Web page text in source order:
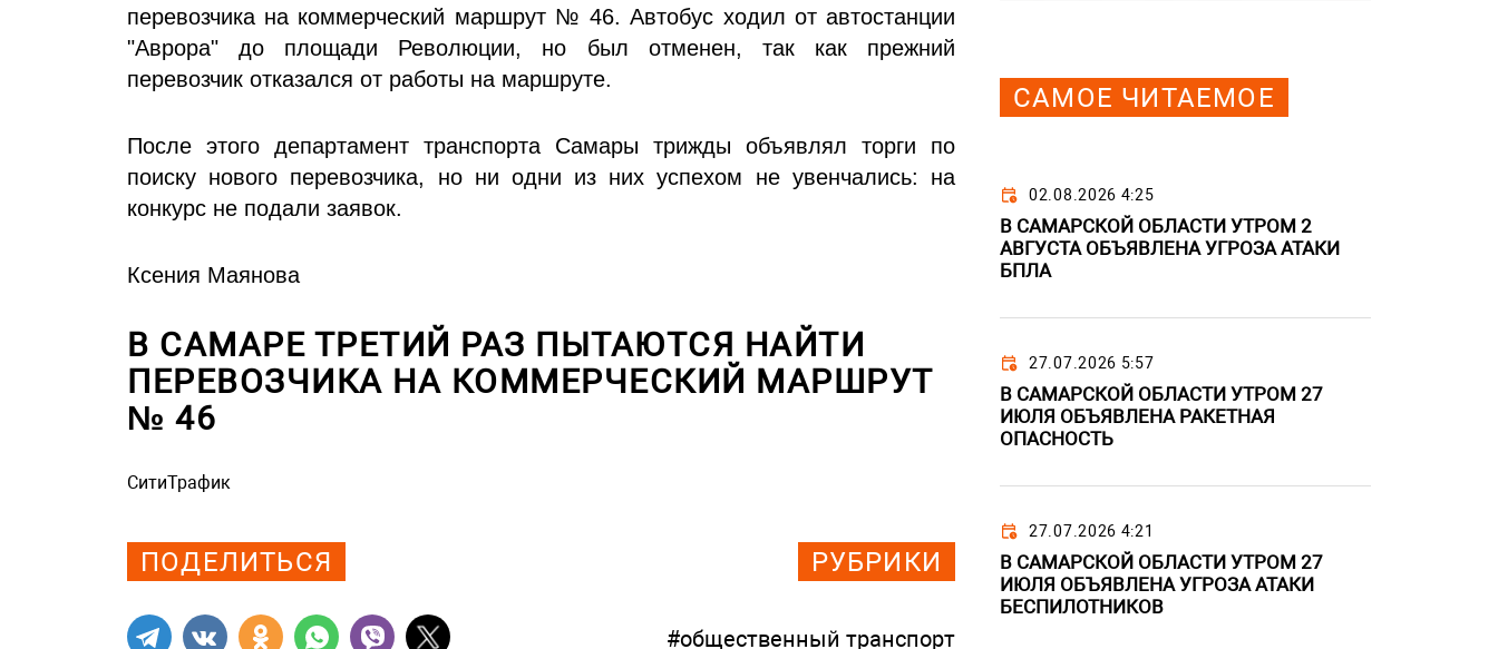
перевозчика на коммерческий маршрут № 46. Автобус ходил от автостанции
"Аврора" до площади Революции, но был отменен, так как прежний
перевозчик отказался от работы на маршруте.
После этого департамент транспорта Самары трижды объявлял торги по
поиску нового перевозчика, но ни одни из них успехом не увенчались: на
конкурс не подали заявок.
Ксения Маянова
В САМАРЕ ТРЕТИЙ РАЗ ПЫТАЮТСЯ НАЙТИ
ПЕРЕВОЗЧИКА НА КОММЕРЧЕСКИЙ МАРШРУТ
№ 46
СитиТрафик
ПОДЕЛИТЬСЯ РУБРИКИ
#общественный транспорт
САМОЕ ЧИТАЕМОЕ
02.08.2026 4:25
В САМАРСКОЙ ОБЛАСТИ УТРОМ 2
АВГУСТА ОБЪЯВЛЕНА УГРОЗА АТАКИ
БПЛА
27.07.2026 5:57
В САМАРСКОЙ ОБЛАСТИ УТРОМ 27
ИЮЛЯ ОБЪЯВЛЕНА РАКЕТНАЯ
ОПАСНОСТЬ
27.07.2026 4:21
В САМАРСКОЙ ОБЛАСТИ УТРОМ 27
ИЮЛЯ ОБЪЯВЛЕНА УГРОЗА АТАКИ
БЕСПИЛОТНИКОВ